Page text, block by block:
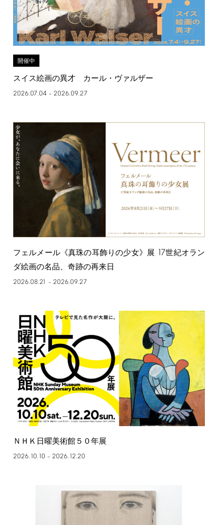
開催中
スイス絵画の異才 カール・ヴァルザー
2026.07.04– 2026.09.27
フェルメール《真珠の耳飾りの少女》展 17世紀オラン
ダ絵画の名品、奇跡の再来日
2026.08.21 – 2026.09.27
ＮＨＫ日曜美術館５０年展
2026.10.10 – 2026.12.20